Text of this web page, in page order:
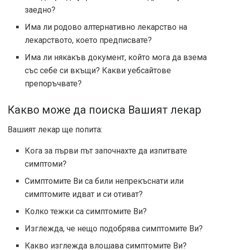
заедно?
Има ли родово алтернативно лекарство на
лекарството, което предписвате?
Има ли някакъв документ, който мога да взема
със себе си вкъщи? Какви уебсайтове
препоръчвате?
Какво може да поиска Вашият лекар
Вашият лекар ще попита:
Кога за първи път започнахте да изпитвате
симптоми?
Симптомите Ви са били непрекъснати или
симптомите идват и си отиват?
Колко тежки са симптомите Ви?
Изглежда, че нещо подобрява симптомите Ви?
Какво изглежда влошава симптомите Ви?